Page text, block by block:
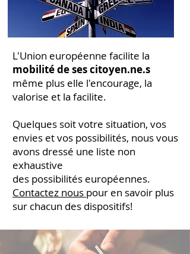
L'Union européenne facilite la
mobilité de ses citoyen.ne.s
même plus elle l'encourage, la
valorise et la facilite.
Quelques soitvotre situation, vos
envies et vos possibilités, nous vous
avons dressé une liste non
exhaustive
des possibilités européennes.
Contactez nous pour en savoir plus
sur chacun des dispositifs!